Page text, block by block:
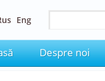
Eng
Despre noi